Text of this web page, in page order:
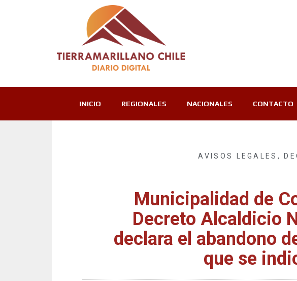
INICIO REGIONALES NACIONALES CONTACTO
AVISOS LEGALES ,
Municipalidad de
Decreto Alcaldicio
declara el abandono
que se